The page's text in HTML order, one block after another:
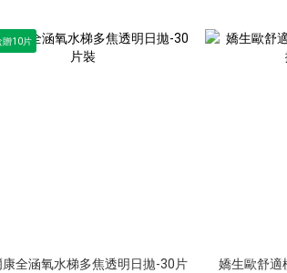
贈10片
康全涵氧水梯多焦透明日拋-30片
嬌生歐舒適